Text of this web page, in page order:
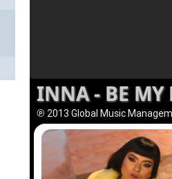
INNA - BE MY
℗ 2013 Global Music